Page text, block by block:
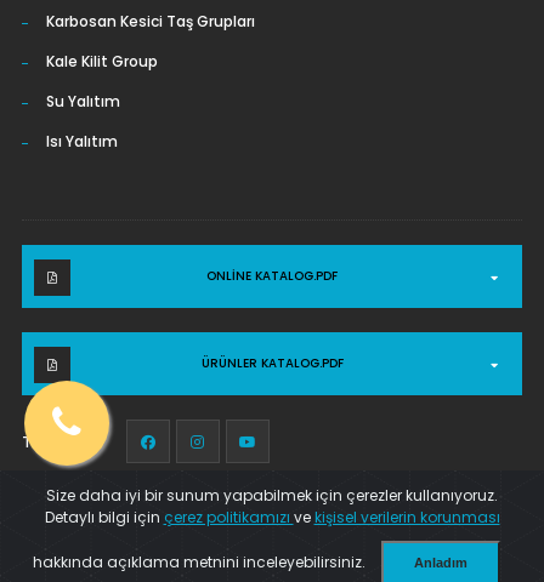
Karbosan Kesici Taş Grupları
Kale Kilit Group
Su Yalıtım
Isı Yalıtım
ONLINE KATALOG.PDF
ÜRÜNLER KATALOG.PDF
Takip et :
Kalite Politikası Çerez Politikası İletişim
Size daha iyi bir sunum yapabilmek için çerezler kullanıyoruz.
Detaylı bilgi için çerez politikamızı ve kişisel verilerin korunması
hakkında açıklama metnini inceleyebilirsiniz. Anladım